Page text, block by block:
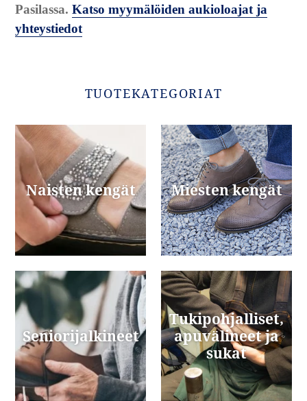
Pasilassa. Katso myymälöiden aukioloajat ja
yhteystiedot
TUOTEKATEGORIAT
Naisten kengät Miesten kengät
Seniorijalkineet
Tukipohjalliset,
apuvälineet ja
sukat